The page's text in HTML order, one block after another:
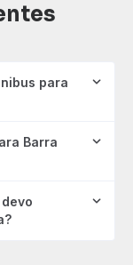
para
Barra